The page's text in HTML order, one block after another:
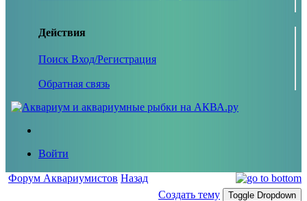
Действия
Поиск Вход/Регистрация
Обратная связь
Войти
Форум Аквариумистов Назад
Создать тему
Toggle Dropdown